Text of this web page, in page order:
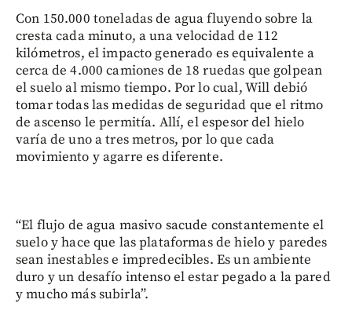
Con 150.000 toneladas de agua fluyendo sobre la
cresta cada minuto, a una velocidad de 112
kilómetros, el impacto generado es equivalente a
cerca de 4.000 camiones de 18 ruedas que golpean
el suelo al mismo tiempo. Por lo cual, Will debió
tomar todas las medidas de seguridad que el ritmo
de ascenso le permitía. Allí, el espesor del hielo
varía de uno a tres metros, por lo que cada
movimiento y agarre es diferente.
“El flujo de agua masivo sacude constantemente el
suelo y hace que las plataformas de hielo y paredes
sean inestables e impredecibles. Es un ambiente
duro y un desafío intenso el estar pegado a la pared
y mucho más subirla”.